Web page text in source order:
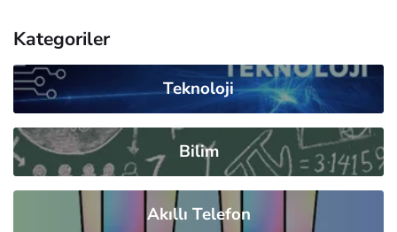
Kategoriler
Teknoloji
Bilim
Akıllı Telefon